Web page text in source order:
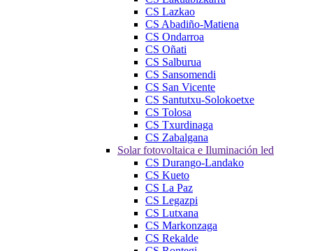
CS Lazkao
CS Abadiño-Matiena
CS Ondarroa
CS Oñati
CS Salburua
CS Sansomendi
CS San Vicente
CS Santutxu-Solokoetxe
CS Tolosa
CS Txurdinaga
CS Zabalgana
Solar fotovoltaica e Iluminación led
CS Durango-Landako
CS Kueto
CS La Paz
CS Legazpi
CS Lutxana
CS Markonzaga
CS Rekalde